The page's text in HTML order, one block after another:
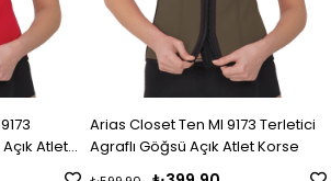
Atlet
Arias Closet Ten MI 9173 Terletici
Agraflı Göğsü Açık Atlet Korse